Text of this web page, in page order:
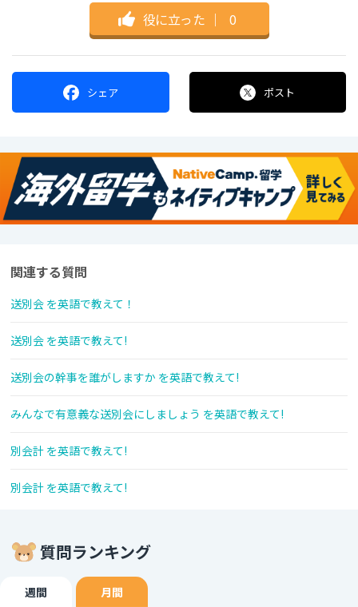
役に立った ｜ 0
シェア ポスト
関連する質問
送別会 を英語で教えて！
送別会 を英語で教えて!
送別会の幹事を誰がしますか を英語で教えて!
みんなで有意義な送別会にしましょう を英語で教えて!
別会計 を英語で教えて!
別会計 を英語で教えて!
質問ランキング
週間 月間